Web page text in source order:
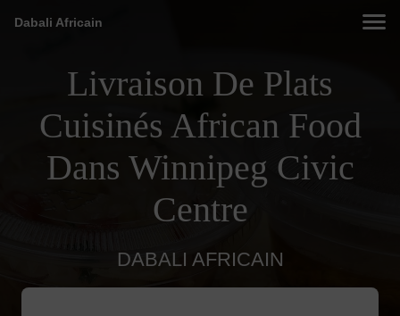
Dabali Africain
Livraison De Plats
Cuisinés African Food
Dans Winnipeg Civic
Centre
DABALI AFRICAIN